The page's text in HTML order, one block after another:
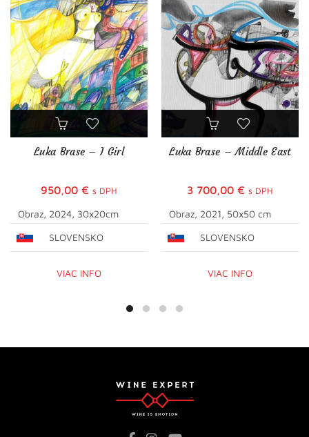
Luka Brase – I Girl
950,00 € s DPH
Obraz, 2024, 30x20cm
SLOVENSKO
VIAC INFO
Luka Brase – Middle East
3 700,00 € s DPH
Obraz, 2021, 50x50 cm
SLOVENSKO
VIAC INFO